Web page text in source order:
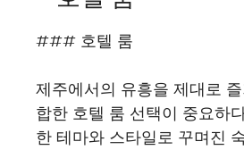
### 호텔 룸
제주에서의 유흥을 제대로
합한 호텔 룸 선택이 중요하
한 테마와 스타일로 꾸며진